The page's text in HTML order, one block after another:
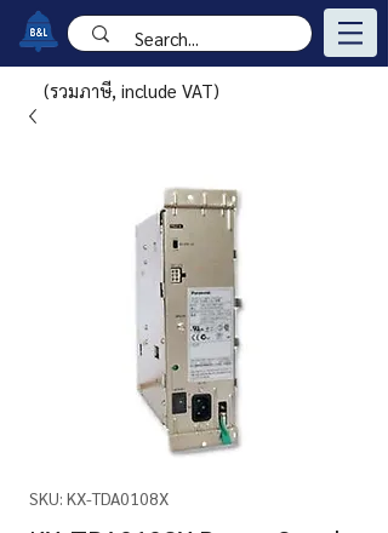
SKU: KX-TDA0108X
(รวมภาษี, include VAT)